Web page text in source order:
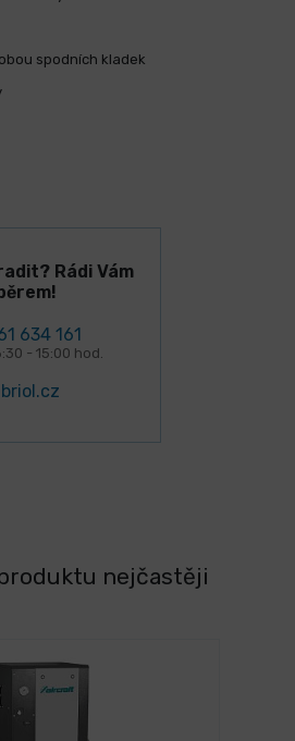
spodních kladek
Rádi Vám
634 161
- 15:00 hod.
nejčastěji